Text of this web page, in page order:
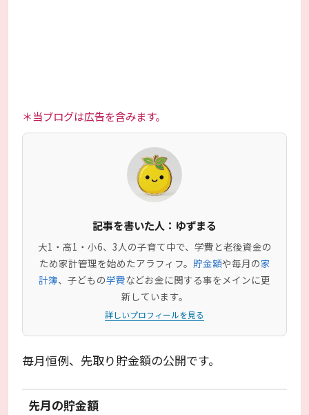
＊当ブログは広告を含みます。
記事を書いた人：ゆずまる
大1・高1・小6、3人の子育て中で、学費と老後資金の
ため家計管理を始めたアラフィフ。 貯金額や毎月の家
計簿、子どもの学費などお金に関する事をメインに更
新しています。
詳しいプロフィールを見る
毎月恒例、先取り貯金額の公開です。
先月の貯金額